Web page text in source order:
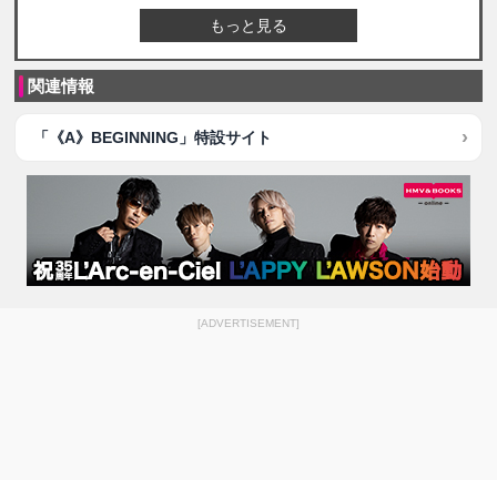
もっと見る
関連情報
「《A》BEGINNING」特設サイト
[ADVERTISEMENT]